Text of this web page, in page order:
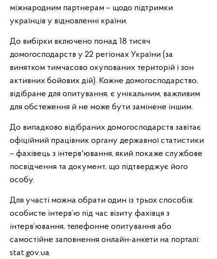
міжнародним партнерам – щодо підтримки
українців у відновленні країни.
До вибірки включено понад 18 тисяч
домогосподарств у 22 регіонах України (за
винятком тимчасово окупованих територій і зон
активних бойових дій). Кожне домогосподарство,
відібране для опитування, є унікальним, важливим
для обстеження й не може бути замінене іншим.
До випадково відібраних домогосподарств завітає
офіційний працівник органу державної статистики
– фахівець з інтерв'ювання, який покаже службове
посвідчення та документ, що підтверджує його
особу.
Для участі можна обрати один із трьох способів:
особисте інтерв’ю під час візиту фахівця з
інтерв’ювання, телефонне опитування або
самостійне заповнення онлайн-анкети на порталі:
stat.gov.ua.